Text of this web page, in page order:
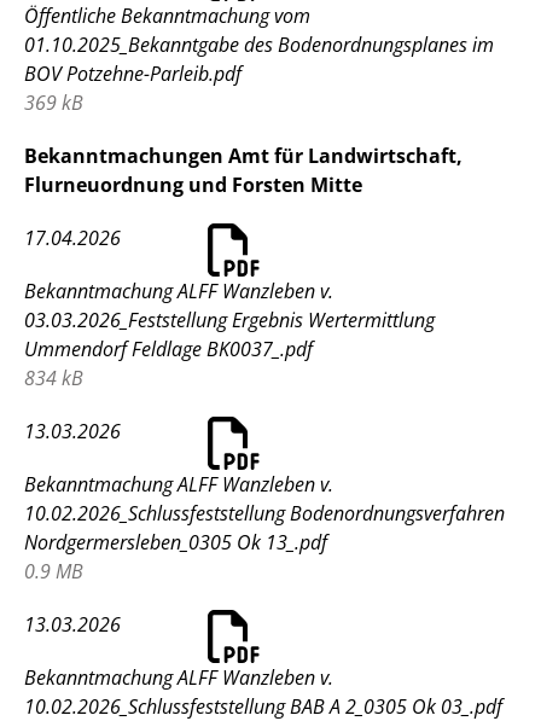
Öffentliche Bekanntmachung vom
01.10.2025_Bekanntgabe des Bodenordnungsplanes im
BOV Potzehne-Parleib.pdf
369 kB
Bekanntmachungen Amt für Landwirtschaft,
Flurneuordnung und Forsten Mitte
17.04.2026
Bekanntmachung ALFF Wanzleben v.
03.03.2026_Feststellung Ergebnis Wertermittlung
Ummendorf Feldlage BK0037_.pdf
834 kB
13.03.2026
Bekanntmachung ALFF Wanzleben v.
10.02.2026_Schlussfeststellung Bodenordnungsverfahren
Nordgermersleben_0305 Ok 13_.pdf
0.9 MB
13.03.2026
Bekanntmachung ALFF Wanzleben v.
10.02.2026_Schlussfeststellung BAB A 2_0305 Ok 03_.pdf